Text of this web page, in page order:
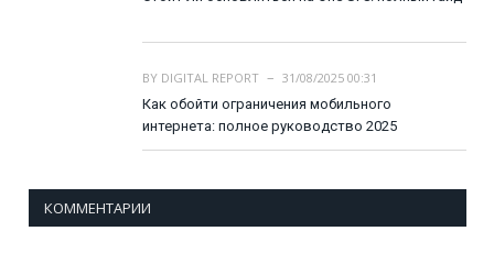
BY DIGITAL REPORT
31/08/2025 00:31
Как обойти ограничения мобильного
интернета: полное руководство 2025
КОММЕНТАРИИ